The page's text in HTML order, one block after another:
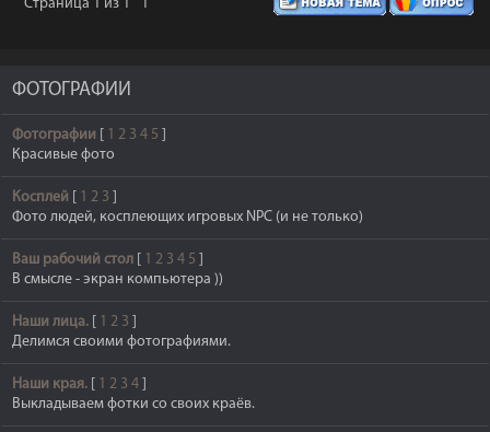
Страница 1 из 1 1
ФОТОГРАФИИ
Фотографии 1 2 3 4 5
Красивые фото
Косплей 1 2 3
Фото людей, косплеющих игровых NPC (и не только)
Ваш рабочий стол 1 2 3 4 5
В смысле - экран компьютера ))
Наши лица. 1 2 3
Делимся своими фотографиями.
Наши края. 1 2 3 4
Выкладываем фотки со своих краёв.